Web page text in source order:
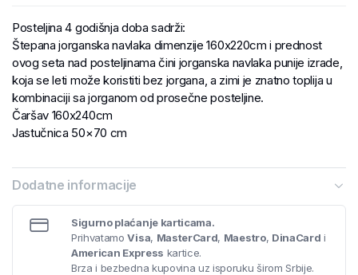
Posteljina 4 godišnja doba sadrži:
Štepana jorganska navlaka dimenzije 160x220cm i prednost
ovog seta nad posteljinama čini jorganska navlaka punije izrade,
koja se leti može koristiti bez jorgana, a zimi je znatno toplija u
kombinaciji sa jorganom od prosečne posteljine.
Čaršav 160x240cm
Jastučnica 50×70 cm
Dodatne informacije
Sigurno plaćanje karticama.
PrihvatamoVisa, MasterCard, Maestro, DinaCard i
American Express kartice.
Brza i bezbedna kupovina uz isporuku širom Srbije.